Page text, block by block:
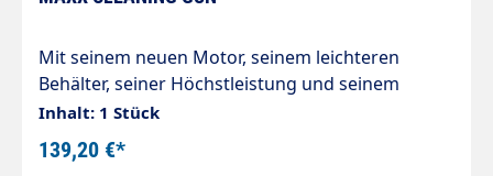
Mit seinem neuen Motor, seinem leichteren
Behälter, seiner Höchstleistung und seinem
Druckluftregler ist der Maxx eine ausgezeichnete
Alternative. Abmessungen: Gesamtlänge der
Pistole : 32 cmGesamthöhe : 23 cmDurchmesser
Inhalt: 1 Stück
139,20 €*